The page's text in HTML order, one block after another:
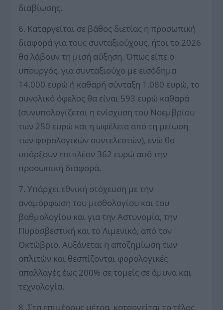
διαβίωσης.
6. Καταργείται σε βάθος διετίας η προσωπική
διαφορά για τους συνταξιούχους, ήτοι το 2026
θα λάβουν τη μισή αύξηση. Όπως είπε ο
υπουργός, για συνταξιούχο με εισόδημα
14.000 ευρώ ή καθαρή σύνταξη 1.080 ευρώ, το
συνολικό όφελος θα είναι 593 ευρώ καθαρά
(συνυπολογίζεται η ενίσχυση του Νοεμβρίου
των 250 ευρώ και η ωφέλεια από τη μείωση
των φορολογικών συντελεστών), ενώ θα
υπάρξουν επιπλέον 362 ευρώ από την
προσωπική διαφορά.
7. Υπάρχει εθνική στόχευση με την
αναμόρφωση του μισθολογίου και του
βαθμολογίου και για την Αστυνομία, την
Πυροσβεστική και το Λιμενικό, από τον
Οκτώβριο. Αυξάνεται η αποζημίωση των
οπλιτών και θεσπίζονται φορολογικές
απαλλαγές έως 200% σε τομείς σε άμυνα και
τεχνολογία.
8 .Στα επιμέρους μέτρα, καταργείται το τέλος